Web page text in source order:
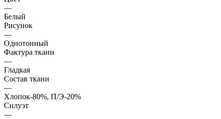
—
Белый
Рисунок
—
Однотонный
Фактура ткани
—
Гладкая
Состав ткани
—
Хлопок-80%, П/Э-20%
Силуэт
—